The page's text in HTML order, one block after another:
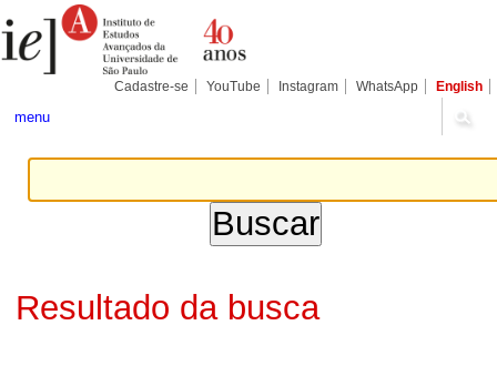
para
conteúdo.
Pessoais
Cadastre-se YouTube Instagram WhatsApp English
menu
Resultado da busca